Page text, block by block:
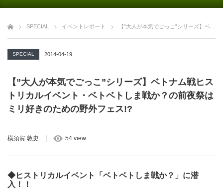
SPECIAL イベントレポート 【”大人が本気でごっこ”シリーズ】ベトナム戦ヒストリカルイベント・ベトベトしま戦か？の前夜祭はミリ好きのための野外フェス!?
SPECIAL 2014-04-19
【”大人が本気でごっこ”シリーズ】ベトナム戦ヒス
トリカルイベント・ベトベトしま戦か？の前夜祭は
ミリ好きのための野外フェス!?
横須賀 敦史 54 view
◆ヒストリカルイベント「ベトベトしま戦か？」に潜
入！！